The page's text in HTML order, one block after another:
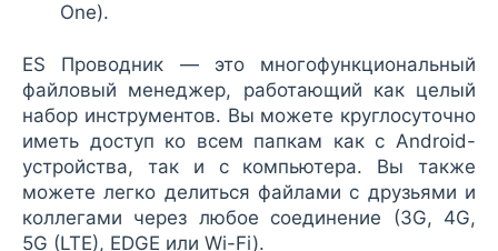
One).
ES Проводник — это многофункциональный
файловый менеджер, работающий как целый
набор инструментов. Вы можете круглосуточно
иметь доступ ко всем папкам как с Android-
устройства, так и с компьютера. Вы также
можете легко делиться файлами с друзьями и
коллегами через любое соединение (3G, 4G,
5G (LTE), EDGE или Wi-Fi).